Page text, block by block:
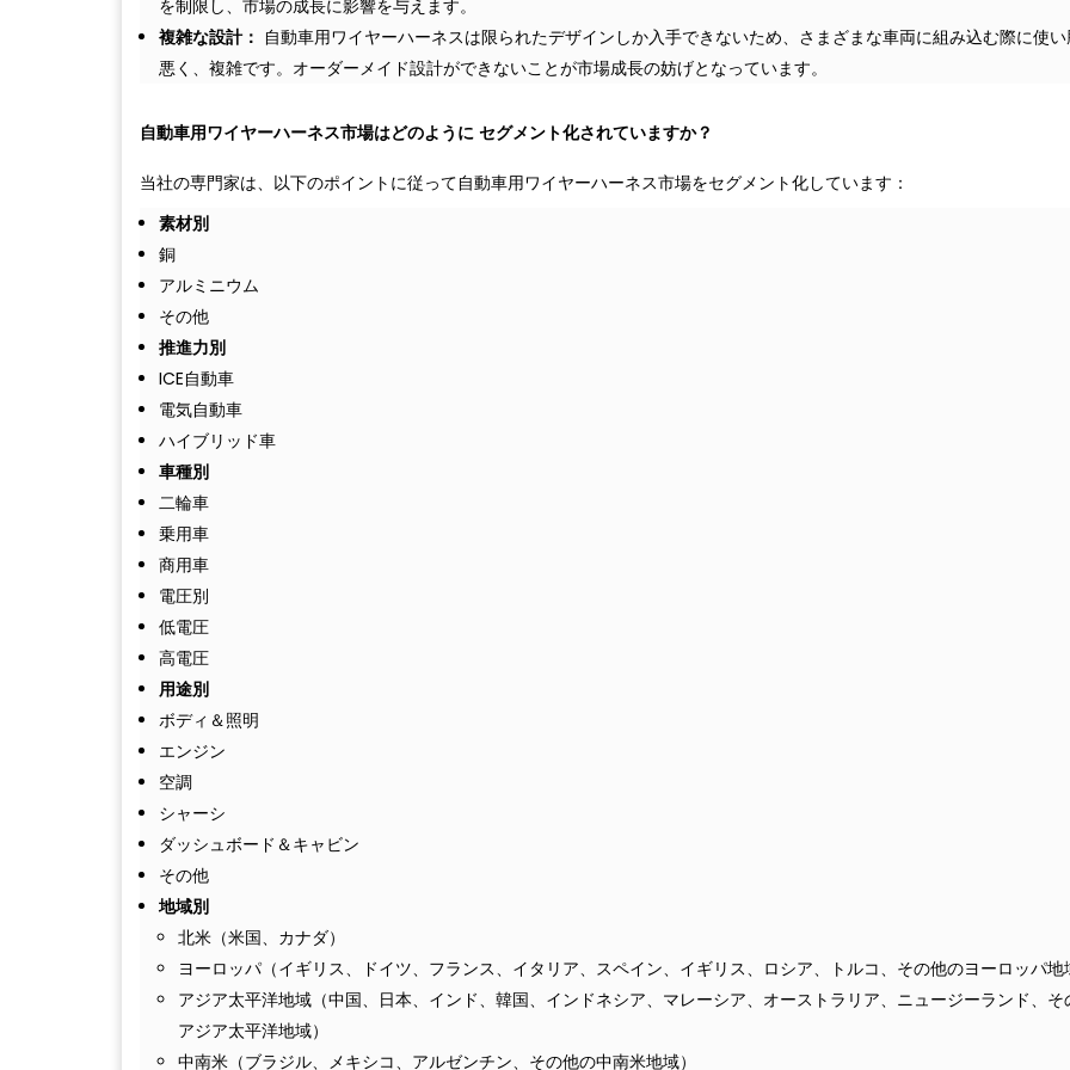
を制限し、市場の成長に影響を与えます。
複雑な設計： 自動車用ワイヤーハーネスは限られたデザインしか入手できないため、さまざまな車両に組み込む際に使
悪く、複雑です。オーダーメイド設計ができないことが市場成長の妨げとなっています。
自動車用ワイヤーハーネス市場はどのように セグメント化されていますか？
当社の専門家は、以下のポイントに従って自動車用ワイヤーハーネス市場をセグメント化しています：
素材別
銅
アルミニウム
その他
推進力別
ICE自動車
電気自動車
ハイブリッド車
車種別
二輪車
乗用車
商用車
電圧別
低電圧
高電圧
用途別
ボディ＆照明
エンジン
空調
シャーシ
ダッシュボード＆キャビン
その他
地域別
北米（米国、カナダ）
ヨーロッパ（イギリス、ドイツ、フランス、イタリア、スペイン、イギリス、ロシア、トルコ、その他のヨーロッパ地
アジア太平洋地域（中国、日本、インド、韓国、インドネシア、マレーシア、オーストラリア、ニュージーランド、そ
アジア太平洋地域）
中南米（ブラジル、メキシコ、アルゼンチン、その他の中南米地域）